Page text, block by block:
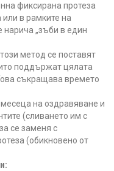
фиксирана протеза
в рамките на
нарича „зъби в един
метод се поставят
поддържат цялата
съкращава времето
на оздравяване и
(сливането им с
се заменя с
(обикновено от